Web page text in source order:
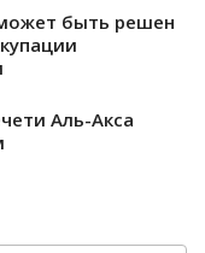
быть решен
Аль-Акса